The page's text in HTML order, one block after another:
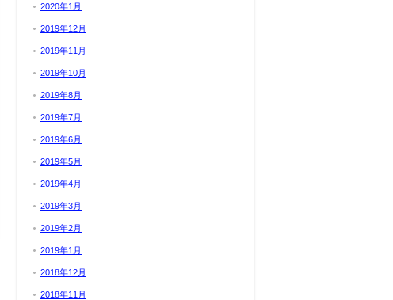
2020年1月
2019年12月
2019年11月
2019年10月
2019年8月
2019年7月
2019年6月
2019年5月
2019年4月
2019年3月
2019年2月
2019年1月
2018年12月
2018年11月